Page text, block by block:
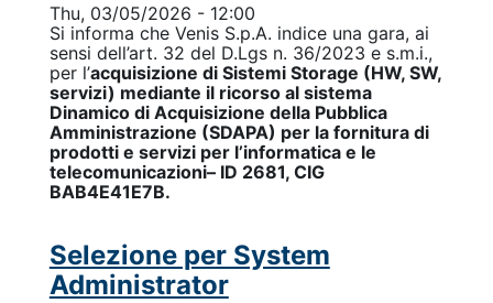
Thu, 03/05/2026 - 12:00
Si informa che Venis S.p.A. indice una gara, ai
sensi dell’art. 32 del D.Lgs n. 36/2023 e s.m.i.,
per l’acquisizione di Sistemi Storage (HW, SW,
servizi) mediante il ricorso al sistema
Dinamico di Acquisizione della Pubblica
Amministrazione (SDAPA) per la fornitura di
prodotti e servizi per l’informatica e le
telecomunicazioni– ID 2681, CIG
BAB4E41E7B.
Selezione per System
Administrator